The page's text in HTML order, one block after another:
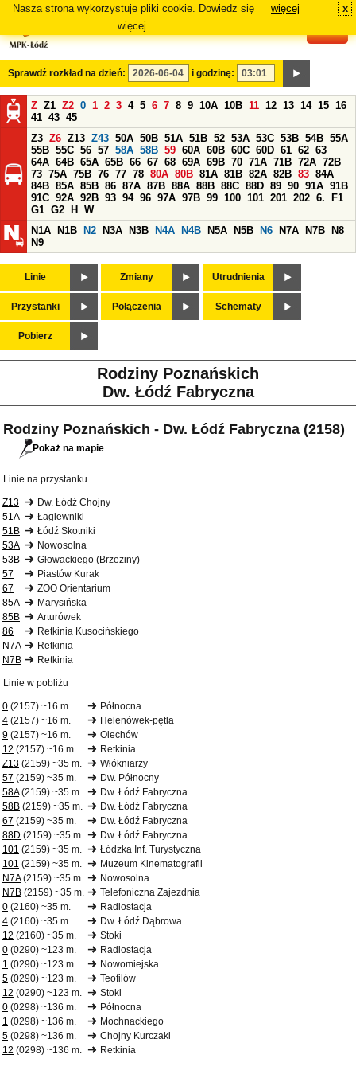
Nasza strona wykorzystuje pliki cookie. Dowiedz się
więcej.
więcej x
Sprawdź rozkład na dzień: i godzinę:
Z Z1 Z2 0 1 2 3 4 5 6 7 8 9 10A 10B 11 12 13 14 15 16
41 43 45
Z3 Z6 Z13 Z43 50A 50B 51A 51B 52 53A 53C 53B 54B 55A
55B 55C 56 57 58A 58B 59 60A 60B 60C 60D 61 62 63
64A 64B 65A 65B 66 67 68 69A 69B 70 71A 71B 72A 72B
73 75A 75B 76 77 78 80A 80B 81A 81B 82A 82B 83 84A
84B 85A 85B 86 87A 87B 88A 88B 88C 88D 89 90 91A 91B
91C 92A 92B 93 94 96 97A 97B 99 100 101 201 202 6.
F1
G1 G2 H
W
N1A
N1B N2 N3A N3B N4A N4B N5A N5B N6 N7A N7B
N8
N9
Linie Zmiany Utrudnienia
Przystanki Połączenia Schematy
Pobierz
Rodziny Poznańskich
Dw. Łódź Fabryczna
Rodziny Poznańskich - Dw. Łódź Fabryczna (2158)
Pokaż na mapie
Linie na przystanku
Z13
Dw. Łódź Chojny
51A
Łagiewniki
51B
Łódź Skotniki
53A
Nowosolna
53B
Głowackiego (Brzeziny)
57
Piastów Kurak
67
ZOO Orientarium
85A
Marysińska
85B
Arturówek
86
Retkinia Kusocińskiego
N7A
Retkinia
N7B
Retkinia
Linie w pobliżu
0 (2157) ~16 m.
Północna
4 (2157) ~16 m.
Helenówek-pętla
9 (2157) ~16 m.
Olechów
12 (2157) ~16 m.
Retkinia
Z13 (2159) ~35 m.
Włókniarzy
57 (2159) ~35 m.
Dw. Północny
58A(2159) ~35 m.
Dw. Łódź Fabryczna
58B (2159) ~35 m.
Dw. Łódź Fabryczna
67 (2159) ~35 m.
Dw. Łódź Fabryczna
88D (2159) ~35 m.
Dw. Łódź Fabryczna
101 (2159) ~35 m.
Łódzka Inf. Turystyczna
101 (2159) ~35 m.
Muzeum Kinematografii
N7A(2159) ~35 m.
Nowosolna
N7B (2159) ~35 m.
Telefoniczna Zajezdnia
0 (2160) ~35 m.
Radiostacja
4 (2160) ~35 m.
Dw. Łódź Dąbrowa
12 (2160) ~35 m.
Stoki
0 (0290) ~123 m.
Radiostacja
1 (0290) ~123 m.
Nowomiejska
5 (0290) ~123 m.
Teofilów
12 (0290) ~123 m.
Stoki
0 (0298) ~136 m.
Północna
1 (0298) ~136 m.
Mochnackiego
5 (0298) ~136 m.
Chojny Kurczaki
12 (0298) ~136 m. Retkinia